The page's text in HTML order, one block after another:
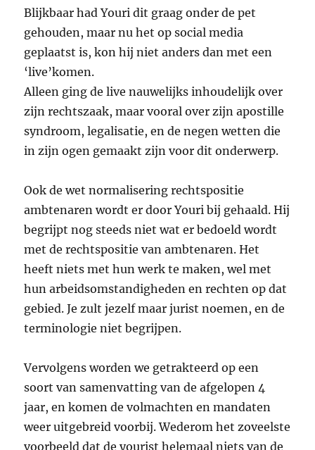
Blijkbaar had Youri dit graag onder de pet
gehouden, maar nu het op social media
geplaatst is, kon hij niet anders dan met een
‘live’komen.
Alleen ging de live nauwelijks inhoudelijk over
zijn rechtszaak, maar vooral over zijn apostille
syndroom, legalisatie, en de negen wetten die
in zijn ogen gemaakt zijn voor dit onderwerp.
Ook de wet normalisering rechtspositie
ambtenaren wordt er door Youri bij gehaald. Hij
begrijpt nog steeds niet wat er bedoeld wordt
met de rechtspositie van ambtenaren. Het
heeft niets met hun werk te maken, wel met
hun arbeidsomstandigheden en rechten op dat
gebied. Je zult jezelf maar jurist noemen, en de
terminologie niet begrijpen.
Vervolgens worden we getrakteerd op een
soort van samenvatting van de afgelopen 4
jaar, en komen de volmachten en mandaten
weer uitgebreid voorbij. Wederom het zoveelste
voorbeeld dat de yourist helemaal niets van de